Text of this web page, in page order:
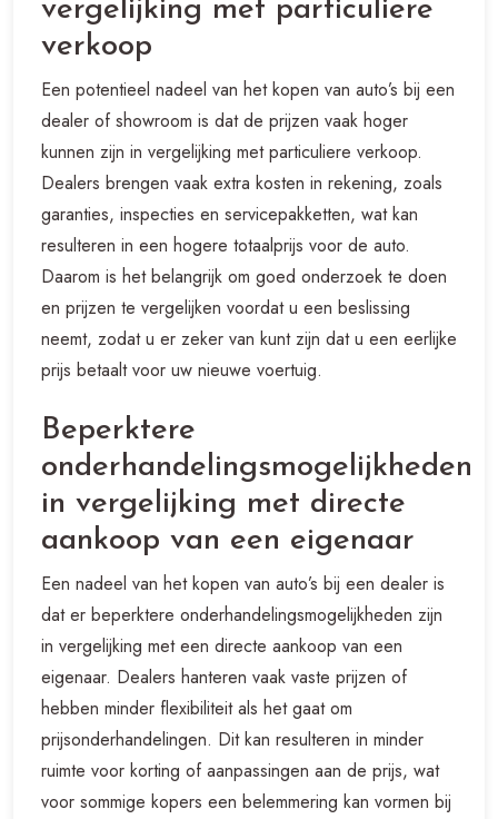
vergelijking met particuliere
verkoop
Een potentieel nadeel van het kopen van auto’s bij een
dealer of showroom is dat de prijzen vaak hoger
kunnen zijn in vergelijking met particuliere verkoop.
Dealers brengen vaak extra kosten in rekening, zoals
garanties, inspecties en servicepakketten, wat kan
resulteren in een hogere totaalprijs voor de auto.
Daarom is het belangrijk om goed onderzoek te doen
en prijzen te vergelijken voordat u een beslissing
neemt, zodat u er zeker van kunt zijn dat u een eerlijke
prijs betaalt voor uw nieuwe voertuig.
Beperktere
onderhandelingsmogelijkheden
in vergelijking met directe
aankoop van een eigenaar
Een nadeel van het kopen van auto’s bij een dealer is
dat er beperktere onderhandelingsmogelijkheden zijn
in vergelijking met een directe aankoop van een
eigenaar. Dealers hanteren vaak vaste prijzen of
hebben minder flexibiliteit als het gaat om
prijsonderhandelingen. Dit kan resulteren in minder
ruimte voor korting of aanpassingen aan de prijs, wat
voor sommige kopers een belemmering kan vormen bij